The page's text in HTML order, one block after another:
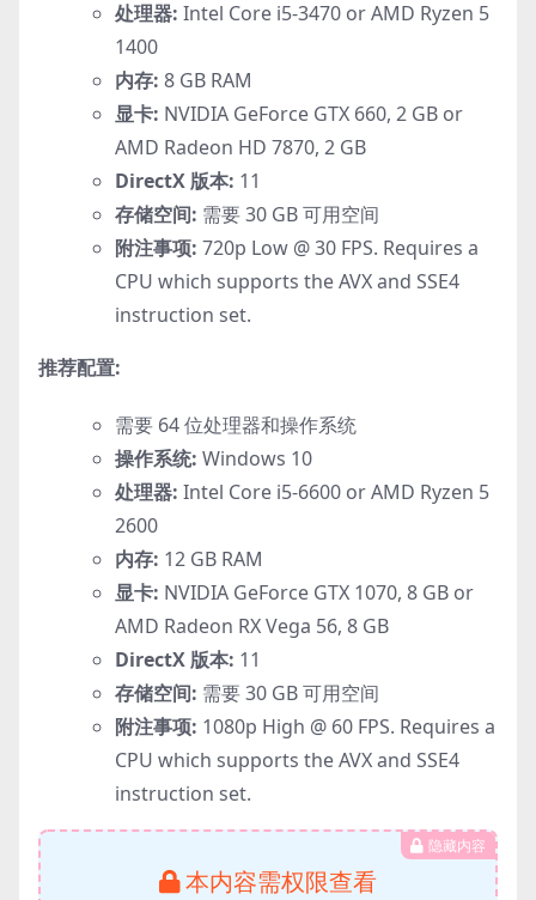
处理器: Intel Core i5-3470 or AMD Ryzen 5
1400
内存: 8 GB RAM
显卡: NVIDIA GeForce GTX 660, 2 GB or
AMD Radeon HD 7870, 2 GB
DirectX 版本: 11
存储空间: 需要 30 GB 可用空间
附注事项: 720p Low @ 30 FPS. Requires a
CPU which supports the AVX and SSE4
instruction set.
推荐配置:
需要 64 位处理器和操作系统
操作系统: Windows 10
处理器: Intel Core i5-6600 or AMD Ryzen 5
2600
内存: 12 GB RAM
显卡: NVIDIA GeForce GTX 1070, 8 GB or
AMD Radeon RX Vega 56, 8 GB
DirectX 版本: 11
存储空间: 需要 30 GB 可用空间
附注事项: 1080p High @ 60 FPS. Requires a
CPU which supports the AVX and SSE4
instruction set.
隐藏内容
本内容需权限查看